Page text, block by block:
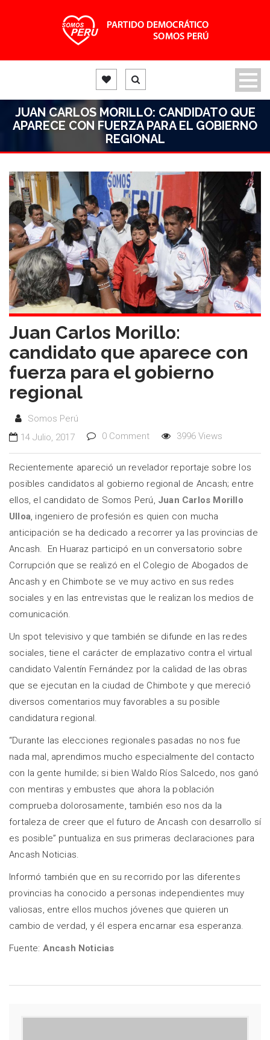
JUAN CARLOS MORILLO: CANDIDATO QUE
APARECE CON FUERZA PARA EL GOBIERNO
REGIONAL
Juan Carlos Morillo:
candidato que aparece con
fuerza para el gobierno
regional
Somos Perú
14 Julio, 2017
0 Comment 3996 Views
Recientemente apareció un revelador reportaje sobre los
posibles candidatos al gobierno regional de Ancash; entre
ellos, el candidato de Somos Perú, Juan Carlos Morillo
Ulloa, ingeniero de profesión es quien con mucha
anticipación se ha dedicado a recorrer ya las provincias de
Ancash. En Huaraz participó en un conversatorio sobre
Corrupción que se realizó en el Colegio de Abogados de
Ancash y en Chimbote se ve muy activo en sus redes
sociales y en las entrevistas que le realizan los medios de
comunicación.
Un spot televisivo y que también se difunde en las redes
sociales, tiene el carácter de emplazativo contra el virtual
candidato Valentín Fernández por la calidad de las obras
que se ejecutan en la ciudad de Chimbote y que mereció
diversos comentarios muy favorables a su posible
candidatura regional.
“Durante las elecciones regionales pasadas no nos fue
nada mal, aprendimos mucho especialmente del contacto
con la gente humilde; si bien Waldo Ríos Salcedo, nos ganó
con mentiras y embustes que ahora la población
comprueba dolorosamente, también eso nos da la
fortaleza de creer que el futuro de Ancash con desarrollo sí
es posible” puntualiza en sus primeras declaraciones para
Ancash Noticias.
Informó también que en su recorrido por las diferentes
provincias ha conocido a personas independientes muy
valiosas, entre ellos muchos jóvenes que quieren un
cambio de verdad, y él espera encarnar esa esperanza.
Fuente: Ancash Noticias